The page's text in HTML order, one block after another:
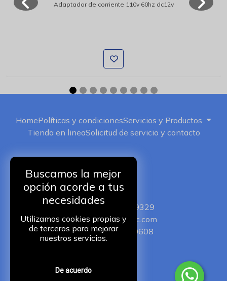
Buscamos la mejor
opción acorde a tus
necesidades
Utilizamos cookies propias y
de terceros para mejorar
nuestros servicios.
De acuerdo
Adaptador de corriente 110v 60hz dc12v
HomePolíticas y condicionesServicios y Productos
Tienda en lineaSolicitud de servicio y contacto
+52 5511149329
iservic@iservic.com
+525510250608